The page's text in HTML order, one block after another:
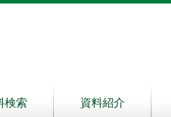
検索 資料紹介